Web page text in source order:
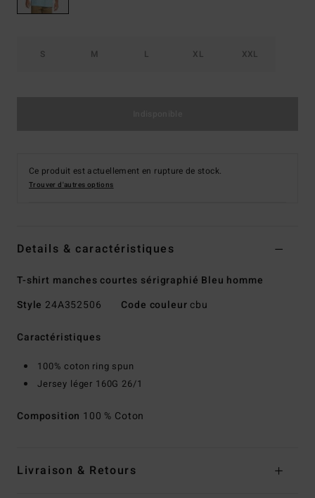
S M L XL XXL
Ce produit est actuellement en rupture de stock.
Trouver d'autres options
Details & caractéristiques
T-shirt manches courtes sérigraphié Bleu homme
Style 24A352506 Code couleur cbu
Caractéristiques
100% coton ring spun
Jersey léger 160G 26/1
Composition 100 % Coton
Livraison & Retours